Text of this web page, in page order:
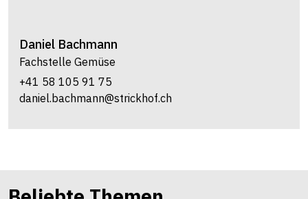
Daniel Bachmann
Fachstelle Gemüse
+41 58 105 91 75
daniel.bachmann@strickhof.ch